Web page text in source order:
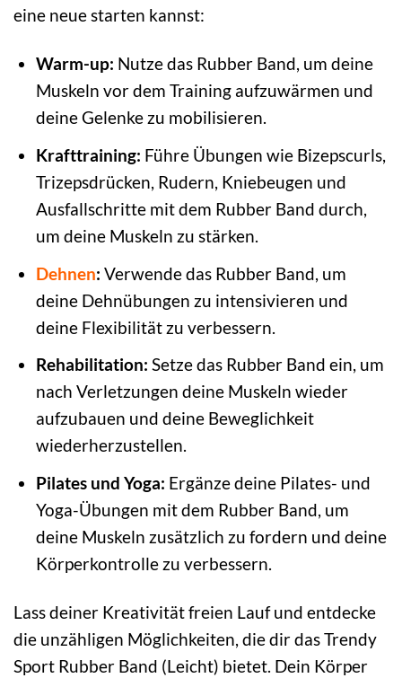
eine neue starten kannst:
Warm-up: Nutze das Rubber Band, um deine
Muskeln vor dem Training aufzuwärmen und
deine Gelenke zu mobilisieren.
Krafttraining: Führe Übungen wie Bizepscurls,
Trizepsdrücken, Rudern, Kniebeugen und
Ausfallschritte mit dem Rubber Band durch,
um deine Muskeln zu stärken.
Dehnen: Verwende das Rubber Band, um
deine Dehnübungen zu intensivieren und
deine Flexibilität zu verbessern.
Rehabilitation: Setze das Rubber Band ein, um
nach Verletzungen deine Muskeln wieder
aufzubauen und deine Beweglichkeit
wiederherzustellen.
Pilates und Yoga: Ergänze deine Pilates- und
Yoga-Übungen mit dem Rubber Band, um
deine Muskeln zusätzlich zu fordern und deine
Körperkontrolle zu verbessern.
Lass deiner Kreativität freien Lauf und entdecke
die unzähligen Möglichkeiten, die dir das Trendy
Sport Rubber Band (Leicht) bietet. Dein Körper